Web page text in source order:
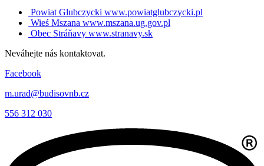
Powiat Glubczycki www.powiatglubczycki.pl
Wieś Mszana www.mszana.ug.gov.pl
Obec Stráňavy www.stranavy.sk
Neváhejte nás kontaktovat.
Facebook
m.urad@budisovnb.cz
556 312 030